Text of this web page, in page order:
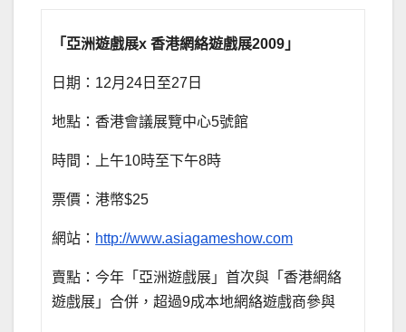
「亞洲遊戲展x香港網絡遊戲展2009 ｣
日期：12月24日至27日
地點：香港會議展覽中心5號館
時間：上午10時至下午8時
票價：港幣$25
網站： http://www.asiagameshow.com
賣點：今年「亞洲遊戲展」首次與「香港網絡
遊戲展」合併，超過9成本地網絡遊戲商參與